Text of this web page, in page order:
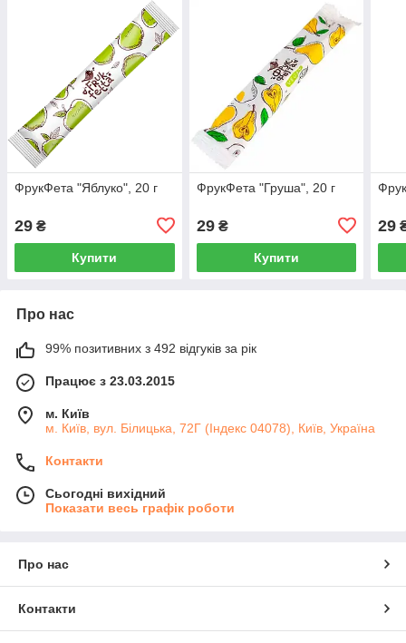
ФрукФета "Яблуко", 20 г
29 ₴
Купити
ФрукФета "Груша", 20 г
29₴
Купити
29
Про нас
99% позитивних з 492 відгуків за рік
Працює з 23.03.2015
м. Київ
м. Київ, вул. Білицька, 72Г (Індекс 04078), Київ, Україна
Контакти
Сьогодні вихідний
Показати весь графік роботи
Про нас
Контакти